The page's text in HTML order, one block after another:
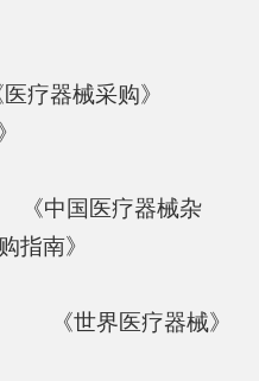
器械采购》
中国医疗器械杂
指南》
世界医疗器械》